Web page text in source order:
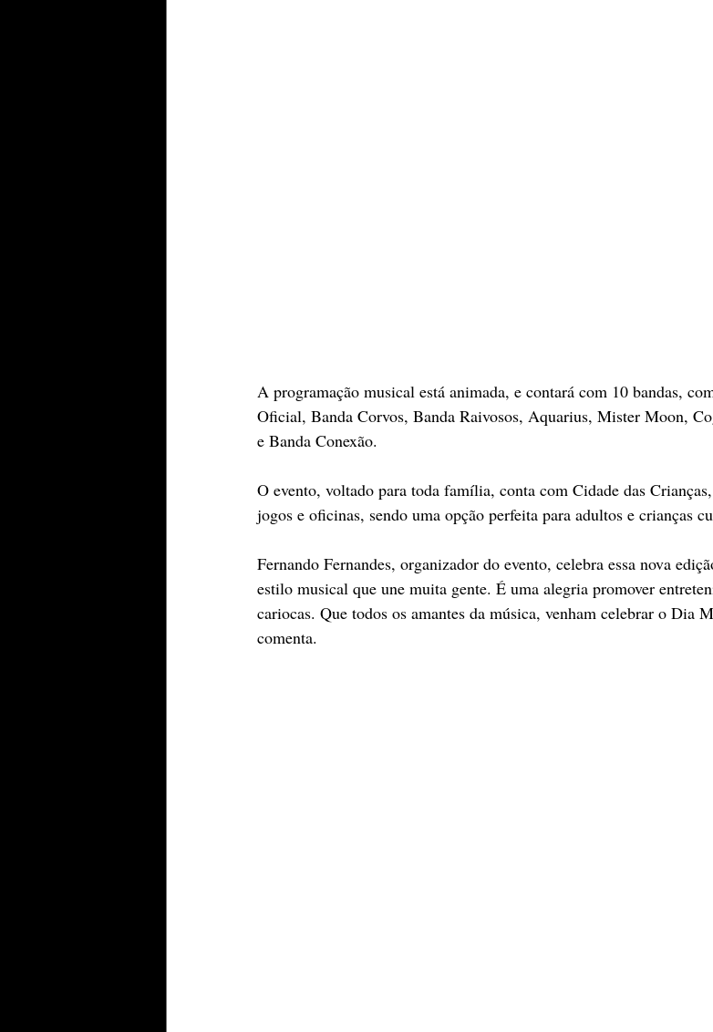
A programação musical está animada, e contará com 10 bandas,
Oficial, Banda Corvos, Banda Raivosos, Aquarius, Mister Moon,
e Banda Conexão.
O evento, voltado para toda família, conta com Cidade das
jogos e oficinas, sendo uma opção perfeita para adultos e crianças
Fernando Fernandes, organizador do evento, celebra essa nova
estilo musical que une muita gente. É uma alegria promover
cariocas. Que todos os amantes da música, venham celebrar o Dia
comenta.